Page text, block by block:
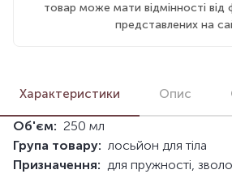
товар може мати відмінності
представлених на
Характеристики Опис
Об'єм: 250 мл
Група товару: лосьйон для тіла
Призначення: для пружності,